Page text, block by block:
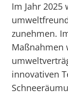
Im Jahr
zunehmen.
Maßnahmen
innovativen